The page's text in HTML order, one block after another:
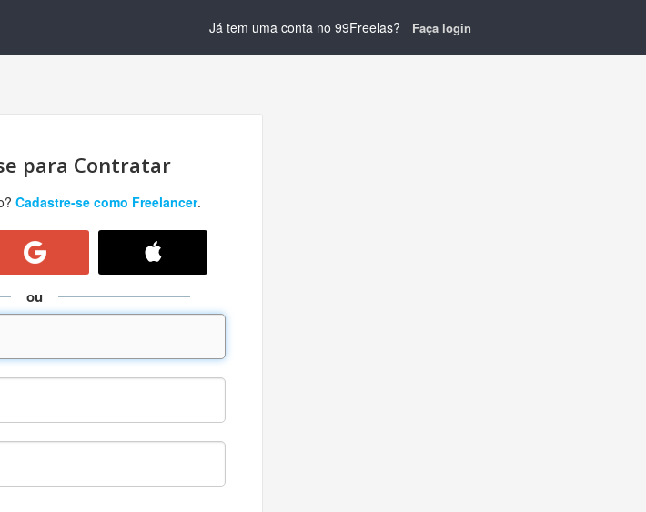
Já tem uma conta no 99Freelas? Faça login
para Contratar
Cadastre-se como Freelancer.
ou